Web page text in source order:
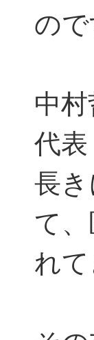
ので
中
代
長
て
れて